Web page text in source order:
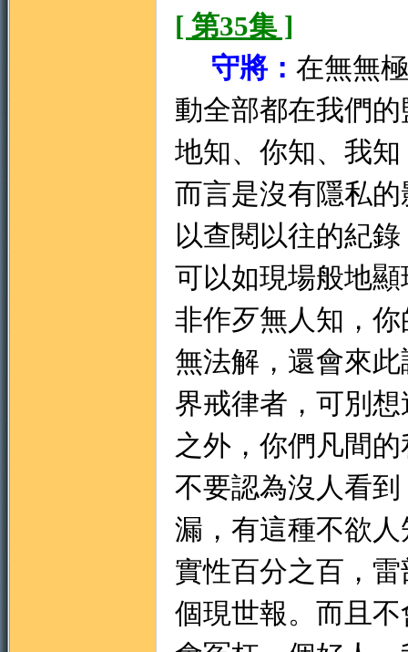
[ 第35集 ]
守將： 在無無
動全部都在我們
地知、你知、我
而言是沒有隱私
以查閱以往的紀
可以如現場般地
非作歹無人知，
無法解，還會來
界戒律者，可別
之外，你們凡間
不要認為沒人看
漏，有這種不欲
實性百分之百，
個現世報。而且